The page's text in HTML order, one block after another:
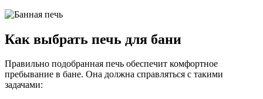
Как выбрать печь для бани
Правильно подобранная печь обеспечит комфортное
пребывание в бане. Она должна справляться с такими
задачами: